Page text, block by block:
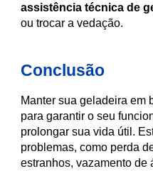
assistência técnica de
ou trocar a vedação.
Conclusão
Manter sua geladeira em
para garantir o seu
prolongar sua vida útil.
problemas, como perda
estranhos, vazamento de